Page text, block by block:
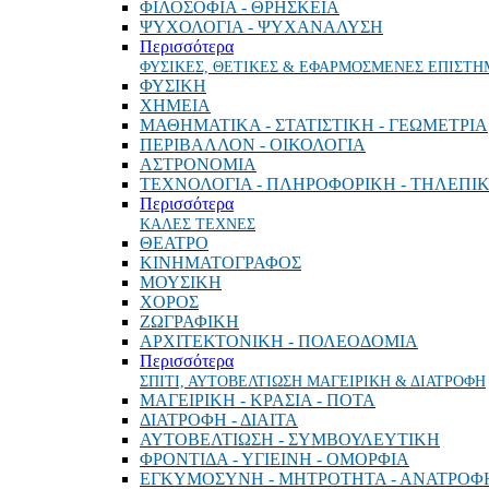
ΦΙΛΟΣΟΦΙΑ - ΘΡΗΣΚΕΙΑ
ΨΥΧΟΛΟΓΙΑ - ΨΥΧΑΝΑΛΥΣΗ
Περισσότερα
ΦΥΣΙΚΕΣ, ΘΕΤΙΚΕΣ & ΕΦΑΡΜΟΣΜΕΝΕΣ
ΦΥΣΙΚΗ
ΧΗΜΕΙΑ
ΜΑΘΗΜΑΤΙΚΑ - ΣΤΑΤΙΣΤΙΚΗ - ΓΕΩΜΕΤΡΙΑ
ΠΕΡΙΒΑΛΛΟΝ - ΟΙΚΟΛΟΓΙΑ
ΑΣΤΡΟΝΟΜΙΑ
ΤΕΧΝΟΛΟΓΙΑ - ΠΛΗΡΟΦΟΡΙΚΗ -
Περισσότερα
ΚΑΛΕΣ ΤΕΧΝΕΣ
ΘΕΑΤΡΟ
ΚΙΝΗΜΑΤΟΓΡΑΦΟΣ
ΜΟΥΣΙΚΗ
ΧΟΡΟΣ
ΖΩΓΡΑΦΙΚΗ
ΑΡΧΙΤΕΚΤΟΝΙΚΗ - ΠΟΛΕΟΔΟΜΙΑ
Περισσότερα
ΣΠΙΤΙ, ΑΥΤΟΒΕΛΤΙΩΣΗ ΜΑΓΕΙΡΙΚΗ & ΔΙΑΤΡΟΦΗ
ΜΑΓΕΙΡΙΚΗ - ΚΡΑΣΙΑ - ΠΟΤΑ
ΔΙΑΤΡΟΦΗ - ΔΙΑΙΤΑ
ΑΥΤΟΒΕΛΤΙΩΣΗ - ΣΥΜΒΟΥΛΕΥΤΙΚΗ
ΦΡΟΝΤΙΔΑ - ΥΓΙΕΙΝΗ - ΟΜΟΡΦΙΑ
ΕΓΚΥΜΟΣΥΝΗ - ΜΗΤΡΟΤΗΤΑ -